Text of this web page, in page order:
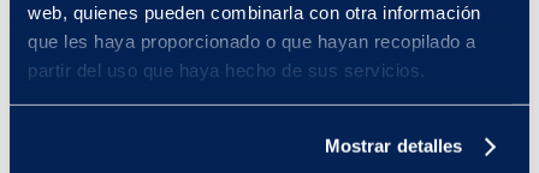
web, quienes pueden combinarla con otra información
que les haya proporcionado o que hayan recopilado a
partir del uso que haya hecho de sus servicios.
Mostrar detalles
Año 1
En tu primer año de Estudios Generales Ciencias
, podrás
adaptarte a la vida universitaria fortaleciendo tu formación básica
general, tanto en el aspecto humano como científico, y tu
desenvolverte con responsabilidad e iniciativa en tu aprendizaje al